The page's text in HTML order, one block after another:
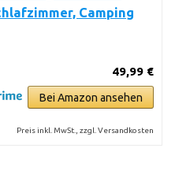
Camping
49,99 €
Bei Amazon ansehen
Preis inkl. MwSt., zzgl. Versandkosten